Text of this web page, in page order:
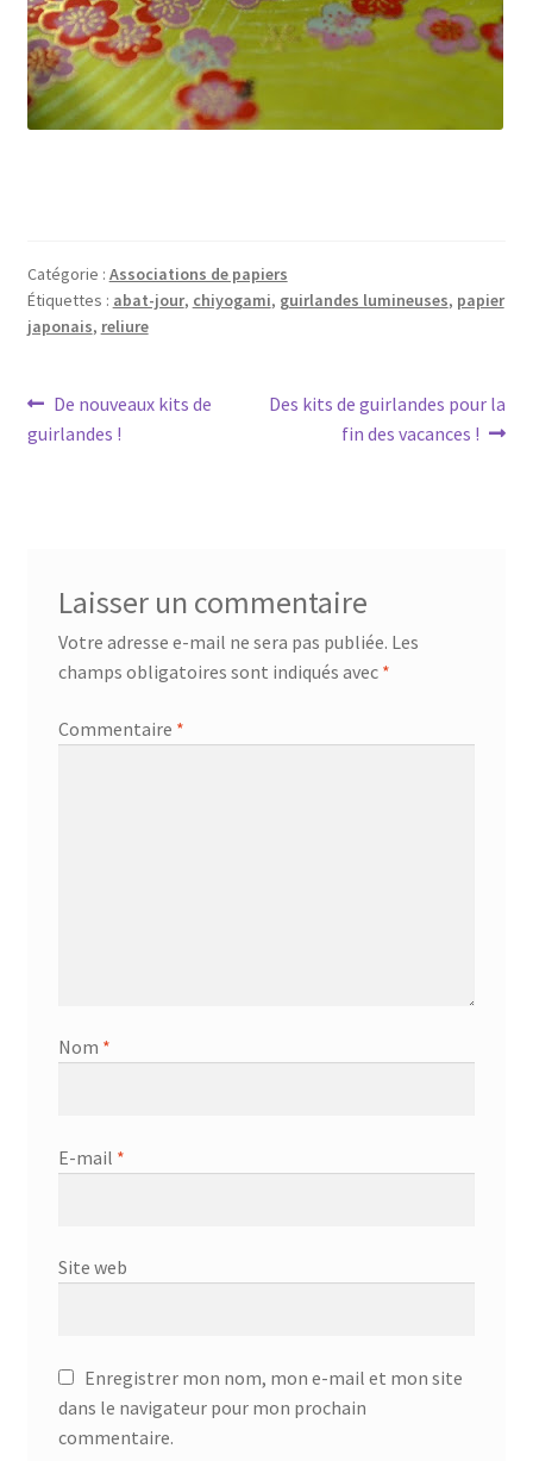
Catégorie : Associations de papiers
Étiquettes : abat-jour, chiyogami, guirlandes lumineuses, papier
japonais, reliure
Navigation
de
Article
précédent :
De nouveaux kits de
guirlandes !
Article
Des kits de guirlandes pour la
fin des vacances !
Laisser un commentaire
Votre adresse e-mail ne sera pas publiée. Les
champs obligatoires sont indiqués avec *
Commentaire *
Nom *
E-mail *
Site web
Enregistrer mon nom, mon e-mail et mon site
dans le navigateur pour mon prochain
commentaire.